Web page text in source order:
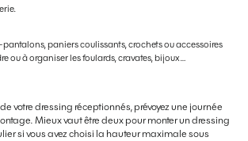
pantalons, paniers coulissants, crochets ou accessoires
ou à organiser les foulards, cravates, bijoux…
votre dressing réceptionnés, prévoyez une journée
Mieux vaut être deux pour monter un dressing
si vous avez choisi la hauteur maximale sous